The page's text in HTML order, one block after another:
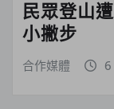
民眾登山
小撇步
合作媒體